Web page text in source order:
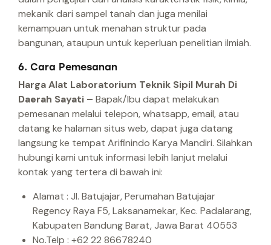
mekanik dari sampel tanah dan juga menilai
kemampuan untuk menahan struktur pada
bangunan, ataupun untuk keperluan penelitian ilmiah.
6. Cara Pemesanan
Harga Alat Laboratorium Teknik Sipil Murah Di
Daerah Sayati – Bapak/Ibu dapat melakukan
pemesanan melalui telepon, whatsapp, email, atau
datang ke halaman situs web, dapat juga datang
langsung ke tempat Arifinindo Karya Mandiri. Silahkan
hubungi kami untuk informasi lebih lanjut melalui
kontak yang tertera di bawah ini:
Alamat : Jl. Batujajar, Perumahan Batujajar
Regency Raya F5, Laksanamekar, Kec. Padalarang,
Kabupaten Bandung Barat, Jawa Barat 40553
No.Telp : +62 22 86678240